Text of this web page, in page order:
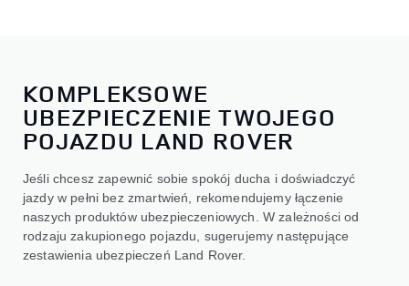
KOMPLEKSOWE
UBEZPIECZENIE TWOJEGO
POJAZDU LAND ROVER
Jeśli chcesz zapewnić sobie spokój ducha i doświadczyć
jazdy w pełni bez zmartwień, rekomendujemy łączenie
naszych produktów ubezpieczeniowych. W zależności od
rodzaju zakupionego pojazdu, sugerujemy następujące
zestawienia ubezpieczeń Land Rover.